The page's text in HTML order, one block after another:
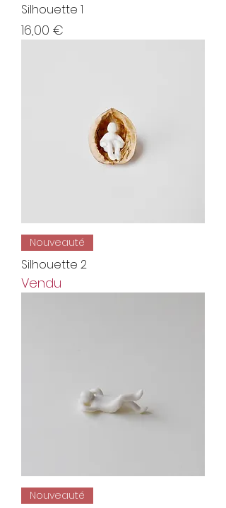
Silhouette 1
Prix
16,00 €
Nouveauté
Silhouette 2
Vendu
Nouveauté